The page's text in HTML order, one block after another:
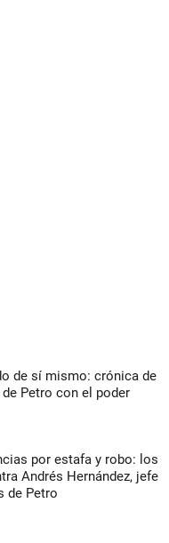
de sí mismo: crónica de
de Petro con el poder
por estafa y robo: los
Andrés Hernández, jefe
de Petro